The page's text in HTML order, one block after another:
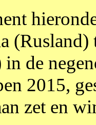
de
2015,
zet en